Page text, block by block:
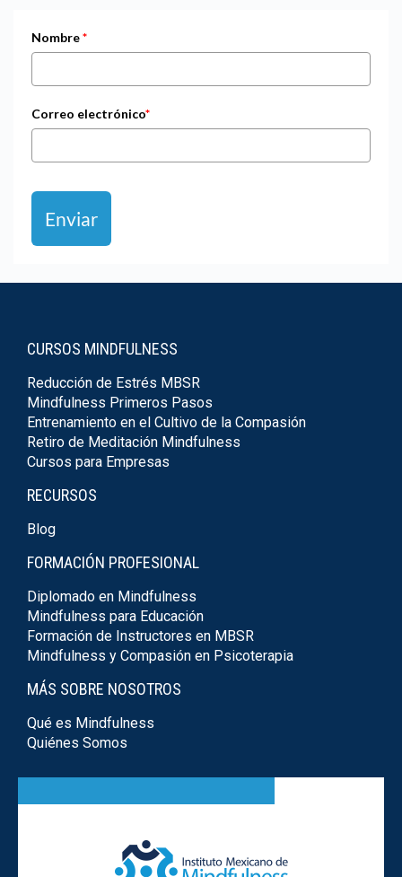
Nombre*
Correo electrónico*
Enviar
CURSOS MINDFULNESS
Reducción de Estrés MBSR
Mindfulness Primeros Pasos
Entrenamiento en el Cultivo de la Compasión
Retiro de Meditación Mindfulness
Cursos para Empresas
RECURSOS
Blog
FORMACIÓN PROFESIONAL
Diplomado en Mindfulness
Mindfulness para Educación
Formación de Instructores en MBSR
Mindfulness y Compasión en Psicoterapia
MÁS SOBRE NOSOTROS
Qué es Mindfulness
Quiénes Somos